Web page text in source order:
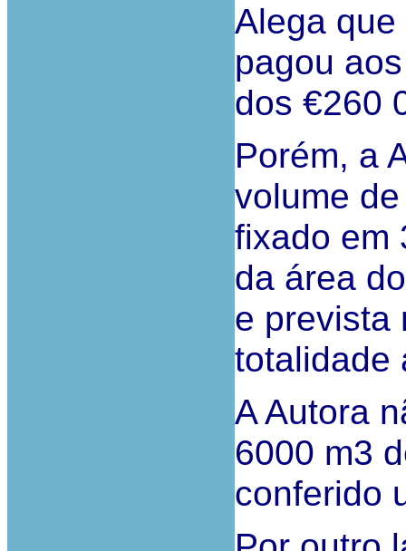
Alega
pagou
dos €260
Porém, a
volume
fixado em
da área
e prevista
totalidade
A Autora
6000 m3
conferido